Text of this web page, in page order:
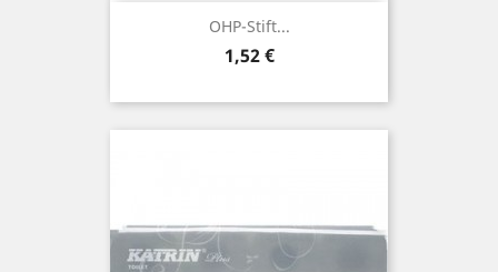
OHP-Stift...
Preis
1,52 €